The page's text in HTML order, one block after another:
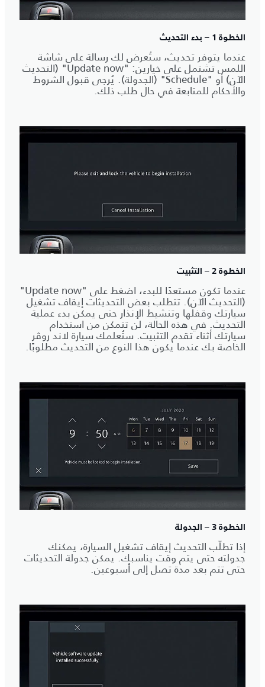
الخطوة 1 – بدء التحديث
عندما يتوفر تحديث، ستُعرض لك رسالة على شاشة
اللمس تشتمل على خيارين: "Update now" (التحديث
الآن) أو "Schedule" (الجدولة). يُرجى قبول الشروط
والأحكام للمتابعة في حال طلب ذلك.
الخطوة 2 – التثبيت
عندما تكون مستعدًا للبدء، اضغط على "Update now"
(التحديث الآن). تتطلب بعض التحديثات إيقاف تشغيل
سيارتك وقفلها وتنشيط الإنذار حتى يمكن بدء عملية
التحديث. في هذه الحالة، لن تتمكن من استخدام
سيارتك أثناء تقدم التثبيت. ستُعلمك سيارة لاند روڤر
الخاصة بك عندما يكون هذا النوع من التحديث مطلوبًا.
الخطوة 3 – الجدولة
إذا تطلّب التحديث إيقاف تشغيل السيارة، يمكنك
جدولته حتى يتم وقت يناسبك. يمكن جدولة التحديثات
حتى تتم بعد مدة تصل إلى أسبوعين.